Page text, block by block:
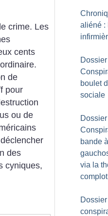
crime. Les
cents
de
pour
ou de
des
cyniques,
aliéné :
Dossier
boulet
sociale
Dossier
bande
via la
complot
Dossier